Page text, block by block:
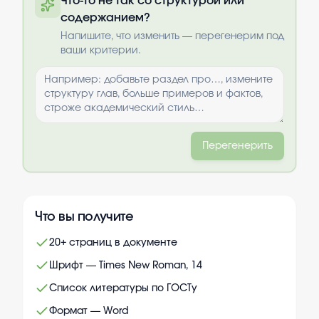
содержанием?
Напишите, что изменить — перегенерим под
ваши критерии.
Перегенерить
Что вы получите
20+ страниц в документе
Шрифт — Times New Roman, 14
Список литературы по ГОСТу
Формат — Word